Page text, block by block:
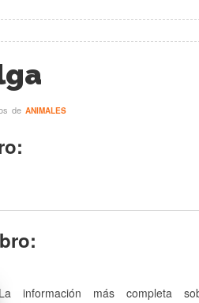
de ANIMALES
La información más completa